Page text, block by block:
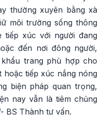
thường xuyên bằng xà
môi trường sống thông
xúc với người đang
đến nơi đông người,
trang phù hợp cho
tiếp xúc nắng nóng
biện pháp quan trọng,
nay vẫn là tiêm chủng
BS Thành tư vấn.